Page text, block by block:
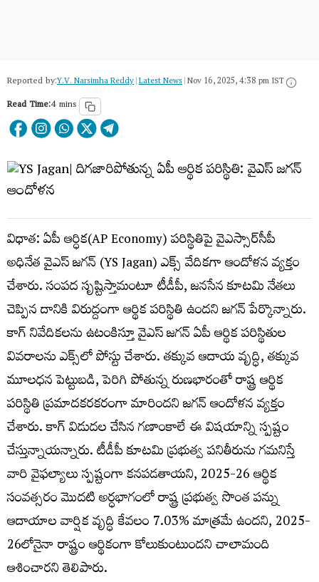
Reported by:Y.V. Narsimha Reddy|Latest News|Nov 16, 2025, 4:38 pm IST
Read Time:4 mins
విధాత: ఏపీ ఆర్ధిక(AP Economy) పరిస్థితిపై వైఎస్సార్‌సీపీ
అధినేత వైఎస్ జగన్ (YS Jagan) ఎక్స్ వేదికగా ఆందోళన వ్యక్తం
చేశారు. సంపద సృష్టిస్తామంటూ టీడీపీ, జనసేన కూటమి నేతలు
చెప్పిన దానికి విరుద్దంగా ఆర్థిక పరిస్థితి ఉందని జగన్‌ పేర్కొన్నారు.
కాగ్ నివేదికలను ఉటంకిస్తూ వైఎస్‌ జగన్‌​ ఏపీ ఆర్థిక పరిస్థితుల
వివరాలను ఎక్స్‌లో పోస్టు చేశారు. తక్కువ ఆదాయ వృద్ధి, తక్కువ
మూలధన పెట్టుబడి, పెరిగి పోతున్న రుణభారంతో రాష్ట్ర ఆర్థిక
పరిస్థితి ప్రమాదకరకరంగా మారిందని జగన్ ఆందోళన వ్యక్తం
చేశారు. కాగ్ విడుదల చేసిన గణాంకాలే ఈ విషయాన్ని స్పష్టం
చేస్తున్నాయన్నారు. టీడీపీ కూటమి ప్రభుత్వ పనితీరును గమనిస్తే
వారి వైఫల్యాలు స్పష్టంగా కనపడతాయని, 2025-26 ఆర్థిక
సంవత్సరం మొదటి అర్ధభాగంలో రాష్ట్ర ప్రభుత్వ సొంత పన్ను
ఆదాయాల వార్షిక వృద్ధి కేవలం 7.03% మాత్రమే ఉందని, 2025-
26లోనైనా రాష్ట్రం ఆర్థికంగా కోలుకుంటుందని చాలామంది
ఆశించారని తెలిపారు.